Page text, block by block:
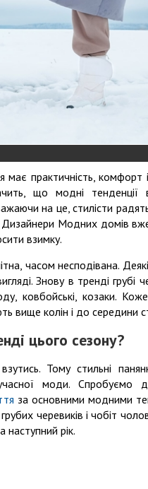
практичність, комфорт
що модні тенденції
на це, стилісти
Дизайнери Модних домів
взимку.
часом несподівана.
Знову в тренді грубі
ковбойські, козаки.
вище колін і до середини
цього сезону?
Тому стильні
моди. Спробуємо
за основними модними
черевиків і чобіт
рік.